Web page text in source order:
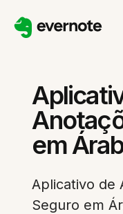
em
Aplicativo de
Seguro em